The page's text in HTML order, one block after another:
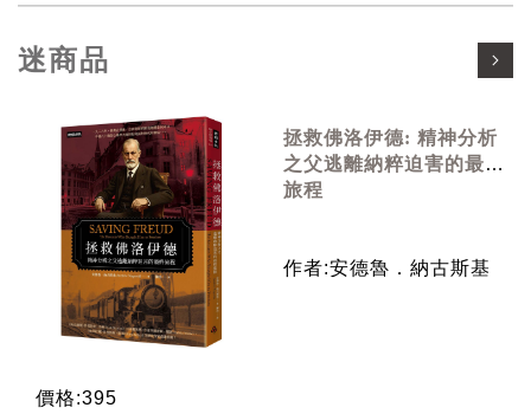
迷商品
拯救佛洛伊德: 精神分析
之父逃離納粹迫害的最終
旅程
作者:安德魯．納古斯基
價格:395